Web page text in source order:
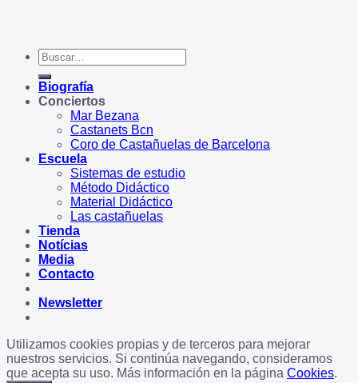
Buscar
por:
Biografía
Conciertos
Mar Bezana
Castanets Bcn
Coro de Castañuelas de Barcelona
Escuela
Sistemas de estudio
Método Didáctico
Material Didáctico
Las castañuelas
Tienda
Notícias
Media
Contacto
Newsletter
Utilizamos cookies propias y de terceros para mejorar
nuestros servicios. Si continúa navegando, consideramos
que acepta su uso. Más información en la página Cookies.